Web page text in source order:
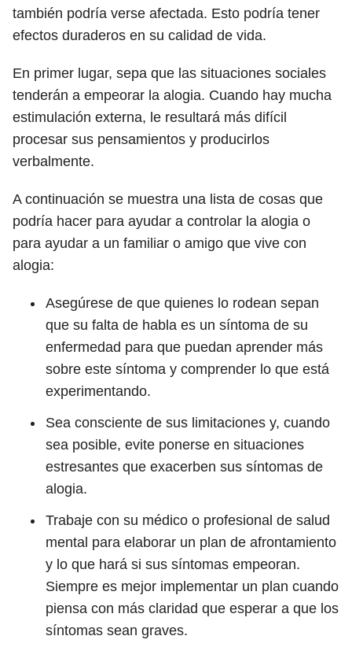
también podría verse afectada. Esto podría tener
efectos duraderos en su calidad de vida.
En primer lugar, sepa que las situaciones sociales
tenderán a empeorar la alogia. Cuando hay mucha
estimulación externa, le resultará más difícil
procesar sus pensamientos y producirlos
verbalmente.
A continuación se muestra una lista de cosas que
podría hacer para ayudar a controlar la alogia o
para ayudar a un familiar o amigo que vive con
alogia:
Asegúrese de que quienes lo rodean sepan
que su falta de habla es un síntoma de su
enfermedad para que puedan aprender más
sobre este síntoma y comprender lo que está
experimentando.
Sea consciente de sus limitaciones y, cuando
sea posible, evite ponerse en situaciones
estresantes que exacerben sus síntomas de
alogia.
Trabaje con su médico o profesional de salud
mental para elaborar un plan de afrontamiento
y lo que hará si sus síntomas empeoran.
Siempre es mejor implementar un plan cuando
piensa con más claridad que esperar a que los
síntomas sean graves.